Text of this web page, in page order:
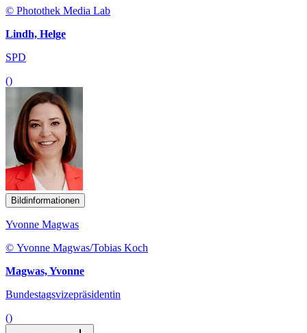
© Photothek Media Lab
Lindh, Helge
SPD
()
Bildinformationen
Yvonne Magwas
© Yvonne Magwas/Tobias Koch
Magwas, Yvonne
Bundestagsvizepräsidentin
()